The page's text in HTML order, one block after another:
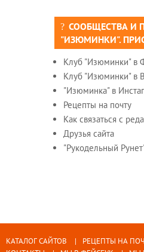
СООБЩЕСТВА И
"ИЗЮМИНКИ".
Клуб "Изюминки" в
Клуб "Изюминки" в
"Изюминка" в
Рецепты на почту
Как связаться с
Друзья сайта
"Рукодельный
КАТАЛОГ САЙТОВ РЕЦЕПТЫ НА